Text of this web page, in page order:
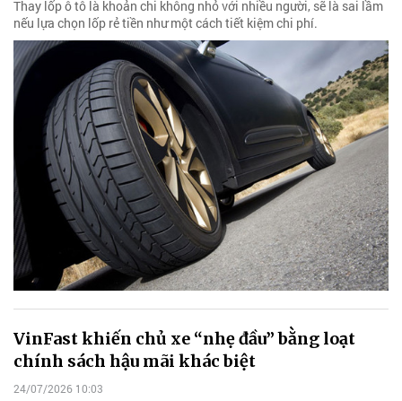
Thay lốp ô tô là khoản chi không nhỏ với nhiều người, sẽ là sai lầm
nếu lựa chọn lốp rẻ tiền như một cách tiết kiệm chi phí.
VinFast khiến chủ xe “nhẹ đầu” bằng loạt
chính sách hậu mãi khác biệt
24/07/2026 10:03